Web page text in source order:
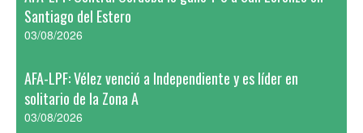
Santiago del Estero
03/08/2026
AFA-LPF: Vélez venció a Independiente y es líder en
solitario de la Zona A
03/08/2026